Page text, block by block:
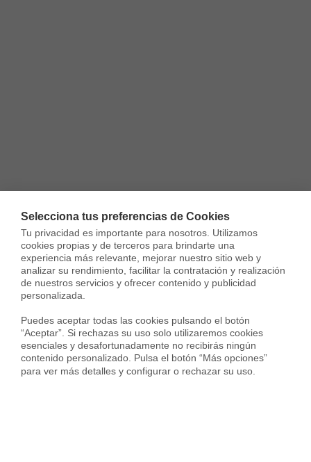
Selecciona tus preferencias de Cookies
Tu privacidad es importante para nosotros. Utilizamos
cookies propias y de terceros para brindarte una
experiencia más relevante, mejorar nuestro sitio web y
analizar su rendimiento, facilitar la contratación y realización
de nuestros servicios y ofrecer contenido y publicidad
personalizada.
Puedes aceptar todas las cookies pulsando el botón
“Aceptar”. Si rechazas su uso solo utilizaremos cookies
esenciales y desafortunadamente no recibirás ningún
contenido personalizado. Pulsa el botón “Más opciones”
para ver más detalles y configurar o rechazar su uso.